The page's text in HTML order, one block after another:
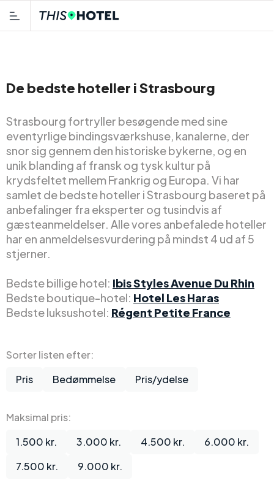
De bedste hoteller i Strasbourg
Strasbourg fortryller besøgende med sine
eventyrlige bindingsværkshuse, kanalerne, der
snor sig gennem den historiske bykerne, og en
unik blanding af fransk og tysk kultur på
krydsfeltet mellem Frankrig og Europa. Vi har
samlet de bedste hoteller i Strasbourg baseret på
anbefalinger fra eksperter og tusindvis af
gæsteanmeldelser. Alle vores anbefalede hoteller
har en anmeldelsesvurdering på mindst 4 ud af 5
stjerner.
Bedste billige hotel: Ibis Styles Avenue Du Rhin
Bedste boutique-hotel: Hotel Les Haras
Bedste luksushotel: Régent Petite France
Sorter listen efter:
Pris
Bedømmelse Pris/ydelse
Maksimal pris:
1.500 kr.
3.000 kr. 4.500 kr.
6.000 kr.
7.500 kr.
9.000 kr.